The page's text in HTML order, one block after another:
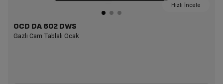
Hızlı İncele
OCD DA 602 DWS
Gazlı Cam Tablalı Ocak